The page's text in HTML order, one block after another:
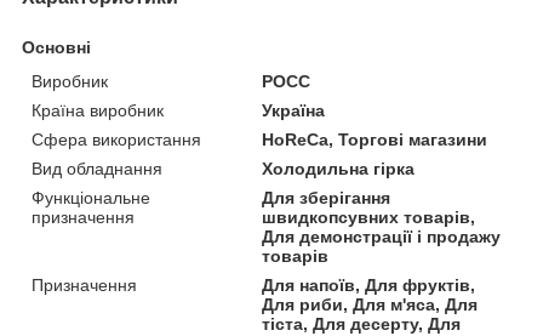
Основні
Виробник
РОСС
Країна виробник
Україна
Сфера використання
HoReCa, Торгові магазини
Вид обладнання
Холодильна гірка
Функціональне
призначення
Для зберігання
швидкопсувних товарів,
Для демонстрації і продажу
товарів
Призначення
Для напоїв, Для фруктів,
Для риби, Для м'яса, Для
тіста, Для десерту, Для